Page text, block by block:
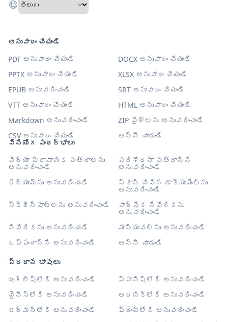
వినియోగ సందర్భాలు
విద్యా ప్రామాణిక పత్రాలను
అనువదించండి
పరిశోధనా పత్రాన్ని
అనువదించండి
రెజ్యూమ్‌ను అనువదించండి
స్కాన్ చేసిన డాక్యుమెంట్‌ను
అనువదించండి
స్క్రీన్‌షాట్‌లను అనువదించండి
వార్షిక నివేదికను
అనువదించండి
నివేదికను అనువదించండి
మాన్యువల్‌ను అనువదించండి
ఒప్పందాన్ని అనువదించండి
అన్నీ చూడండి
ప్రధాన భాషలు
ఇంగ్లీష్‌లోకి అనువదించండి
స్పానిష్‌లోకి అనువదించండి
చైనీస్‌లోకి అనువదించండి
అరబిక్‌లోకి అనువదించండి
జర్మన్‌లోకి అనువదించండి
ఫ్రెంచ్‌లోకి అనువదించండి
అనువాదం చేయండి
PDF అనువాదం చేయండి
DOCX అనువాదం చేయండి
PPTX అనువాదం చేయండి
XLSX అనువాదం చేయండి
EPUB అనువదించండి
SRT అనువాదం చేయండి
VTT అనువాదం చేయండి
HTML అనువాదం చేయండి
Markdown అనువదించండి
ZIP ఫైళ్లను అనువదించండి
CSV అనువాదం చేయండి
అన్నీ చూడండి